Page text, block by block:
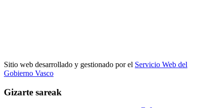
Sitio web desarrollado y gestionado por el Servicio Web del
Gobierno Vasco
Gizarte sareak